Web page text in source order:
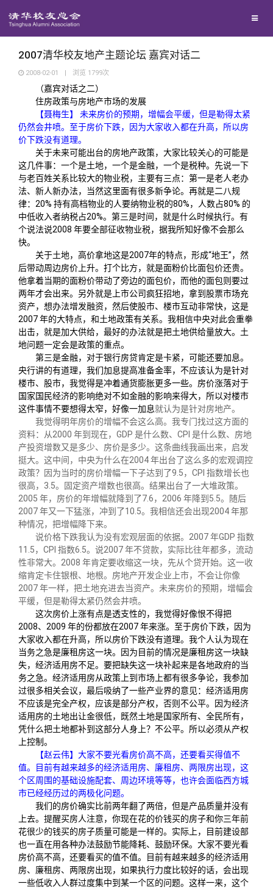
地区联络
院系校友工作
专业委员会
兴趣群体
回馈母校
捐赠新闻
捐赠纪事
捐赠方法
媒体平台
《清华校友通讯》
《水木清华》
我要订阅
百年清华
清华人物
清华故事
校友文苑
校友讲坛
校友视界
校友服务
终身学习
三创大赛
实用信息
校友总会
会长致辞
总会章程
理事会名单
制度法规
联系我们
2007清华校友地产主题论坛 嘉宾对话二
2008-02-01 | 浏览 1799次
（嘉宾对话之二）
住房政策与房地产市场的发展
【聂梅生】 未来房价的预期，增幅会平缓，但是勒得太紧
仍然会井喷。至于房价下跌，因为大家收入都在升高，所以房
价下跌没有道理。
关于未来可能出台的房地产政策，大家比较关心的可能是
这几件事：一个是土地，一个是金融，一个是税种。先说一下
与老百姓关系比较大的物业税，主要有三点：第一是老人老办
法、新人新办法，当然这里面有很多新争论。再就是二八规
律：20% 持有高档物业的人要纳物业税的80%，人数占80% 的
中低收入者纳税占20%。第三是时间，就是什么时候执行。有
个说法说2008 年要全部征收物业税，据我所知好像不会那么
快。
关于土地，高价拿地这是2007年的特点，形成“地王”，然
后带动周边房价上升。打个比方，就是面粉价比面包价还贵。
他拿着当期的面粉价带动了旁边的面包价，而他的面包则要过
两年才会出来。另外就是上市公司疯狂招地，拿到股票市场充
资产，想办法增发融资，然后使股市、楼市互动非常快，这是
2007 年的大特点，和土地政策有关系。我相信中央对此会重拳
出击，就是加大供给，最好的办法就是把土地供给量放大。土
地问题一定会是政策的重点。
第三是金融，对于银行房贷肯定是卡紧，可能还要加息。
央行讲的有道理，我们加息提高准备金率，不应该认为是针对
楼市、股市，我觉得是冲着通货膨胀更多一些。房价涨落对于
国家国民经济的影响绝对不如金融的影响来得大，所以对楼市
这件事情不要想得太窄，好像一加息就认为是针对房地产。
我觉得明年房价的增幅不会这么高。我专门找过这方面的
资料：从2000 年到现在，GDP 是什么数、CPI 是什么数、房地
产投资增数又是多少、房价是多少。这条曲线我画出来，启发
挺大。这中间，中央为什么在2004 年出台了这么多的宏观调控
政策？因为当时的房价增幅一下子达到了9.5，CPI 指数增长也
很高，3.5。固定资产增数也很高。结果出台了一大堆政策。
2005 年，房价的年增幅就降到了7.6，2006 年降到5.5。随后
2007 年又一下猛涨，冲到了10.5。我相信还会出现2004 年那
种情况，把增幅降下来。
说价格下跌我认为没有宏观层面的依据。 2007 年GDP 指数
11.5，CPI 指数6.5。说2007 年不贷款，实际比往年都多，流动
性非常大。2008 年肯定要收缩这一块，先从个贷开始。这一收
缩肯定卡住银根、地根。房地产开发企业上市，不会让你像
2007 年一样，把土地充进去当资产。未来房价的预期，增幅会
平缓，但是勒得太紧仍然会井喷。
这次房价上涨有点是透支性的，我觉得好像恨不得把
2008、2009 年的份都放在2007 年来涨。至于房价下跌，因为
大家收入都在升高，所以房价下跌没有道理。我个人认为现在
当务之急是廉租房这一块。因为目前的情况是廉租房这一块缺
失，经济适用房不足。要把缺失这一块补起来是各地政府的当
务之急。经济适用房从政策上到市场上都有很多争论，我参加
过很多相关会议，最后吸纳了一些产业界的意见：经济适用房
不应该是完全产权，应该是部分产权，否则不公平。因为经济
适用房的土地出让金很低，既然土地是国家所有、全民所有，
凭什么把土地都补到这部分人身上？不公平。所以必须从产权
上控制。
【赵云伟】大家不要光看房价高不高，还要看买得值不
值。目前有越来越多的经济适用房、廉租房、两限房出现，这
个区周围的基础设施配套、周边环境等等，也许会面临西方城
市已经经历过的两极化问题。
我们的房价确实比前两年翻了两倍，但是产品质量并没有
上去。提醒买房人注意，你现在花的价钱买的房子和你三年前
花很少的钱买的房子质量可能是一样的。实际上，目前建设部
也一直在用各种办法鼓励节能降耗、鼓励环保。大家不要光看
房价高不高，还要看买的值不值。目前有越来越多的经济适用
房、廉租房、两限房出现，如果执行力度比较好的话，会出现
一些低收入人群过度集中到某一个区的问题。这样一来，这个